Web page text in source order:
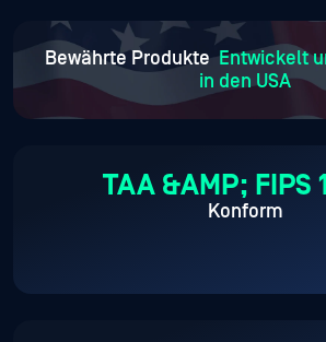
Bewährte Produkte Entwickelt
in den USA
TAA &AMP; FIPS
Konform